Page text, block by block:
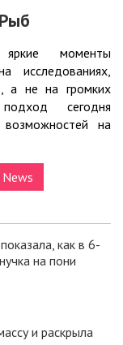
яркие моменты
исследованиях,
а не на громких
сегодня
на
как в 6-
на пони
и раскрыла